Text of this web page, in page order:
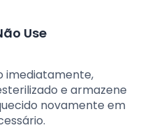
Use
imediatamente,
e armazene
novamente em